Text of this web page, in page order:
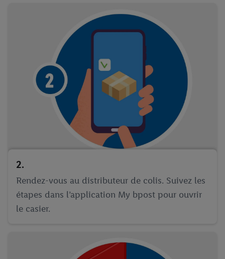
2.
Rendez-vous au distributeur de colis. Suivez les
étapes dans l’application My bpost pour ouvrir
le casier.